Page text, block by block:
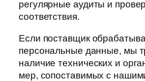
регулярные аудиты и
соответствия.
Если поставщик
персональные данные, мы
наличие технических и
мер, сопоставимых с